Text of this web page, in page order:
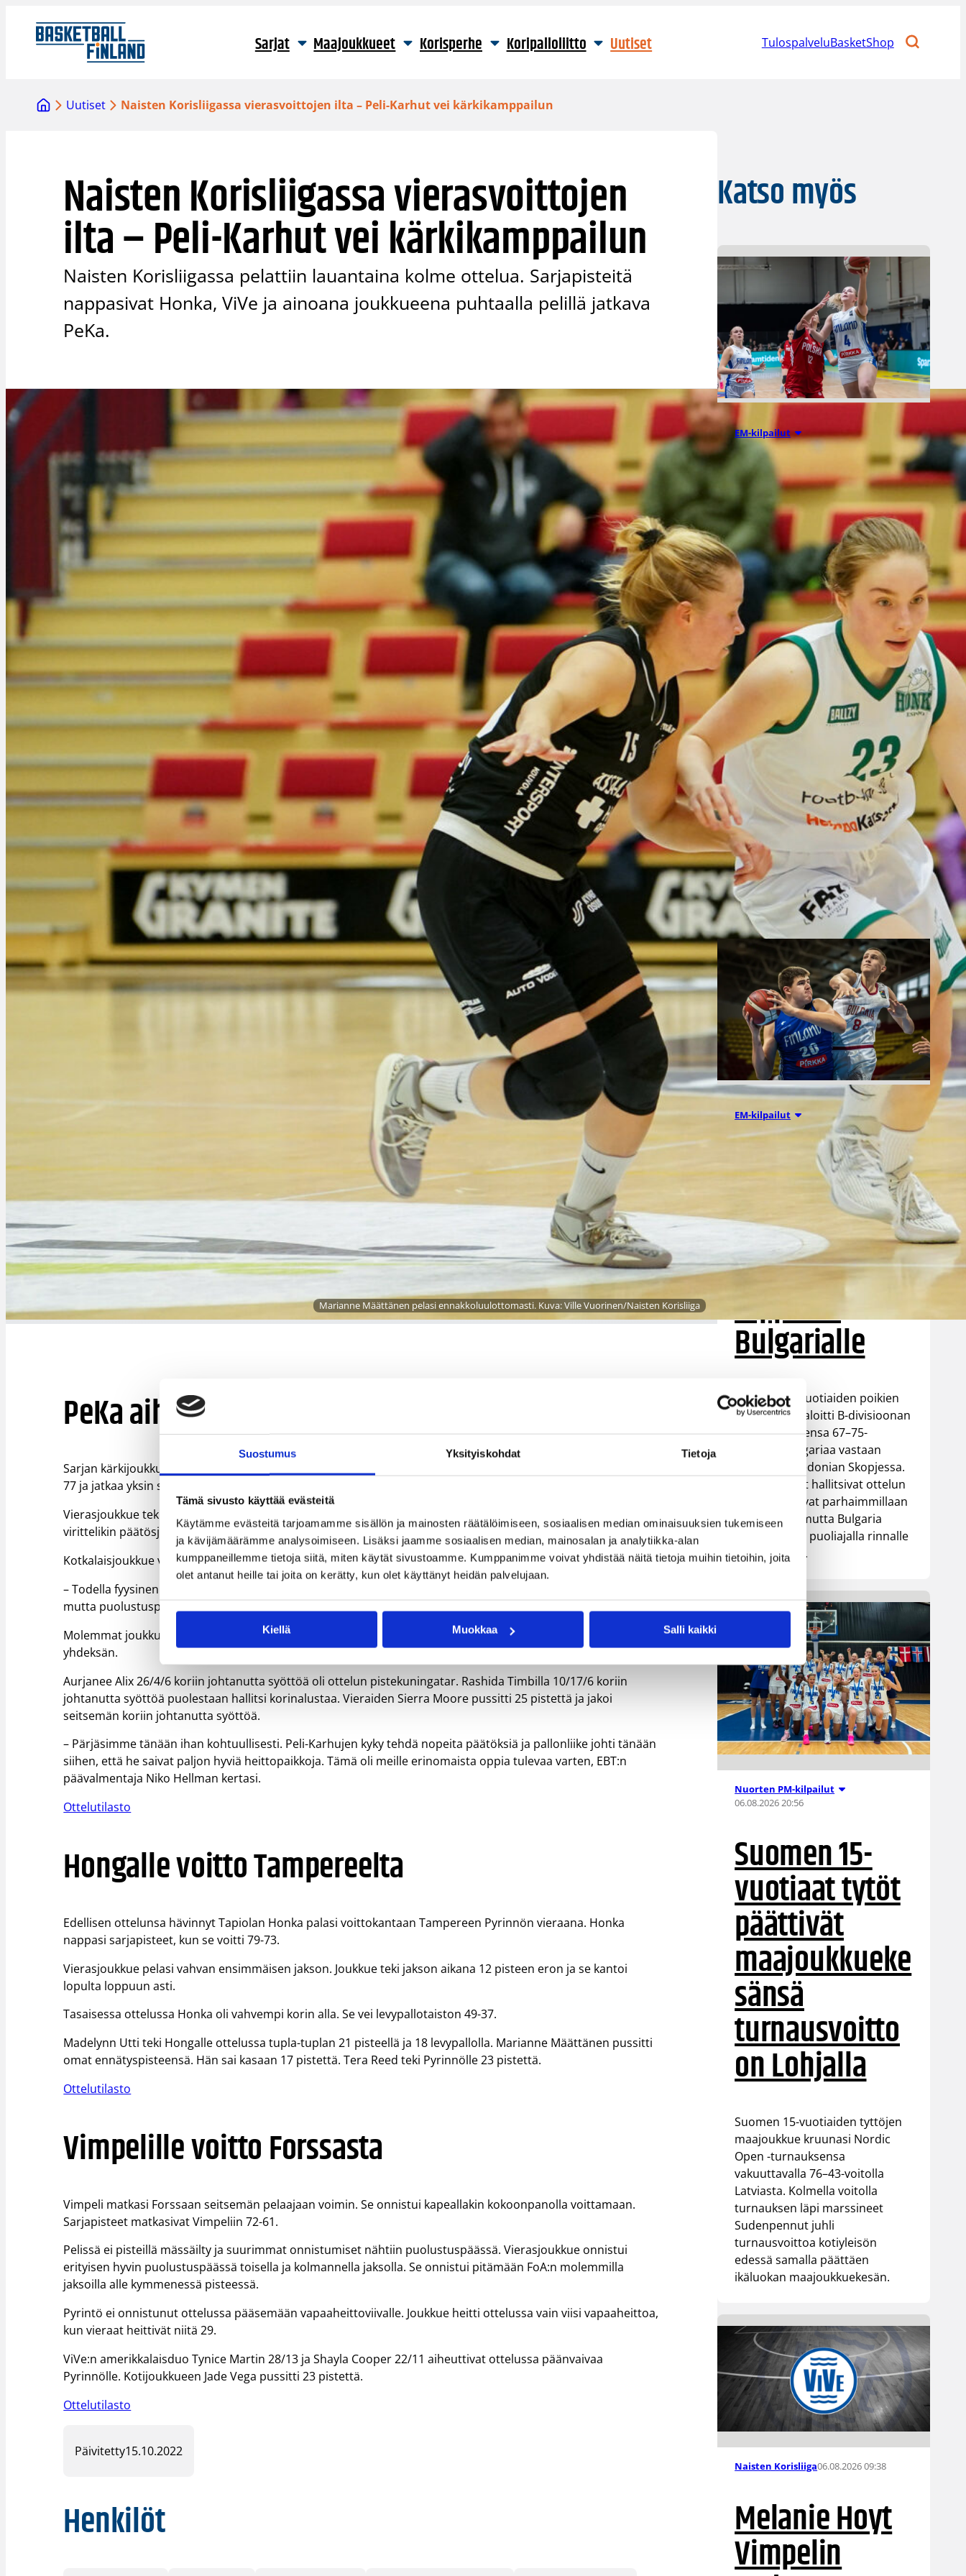
Suostumus Yksityiskohdat Tietoja
Tämä sivusto käyttää evästeitä
Käytämme evästeitä tarjoamamme sisällön ja mainosten räätälöimiseen, sosiaalisen median ominaisuuksien tukemiseen
ja kävijämäärämme analysoimiseen. Lisäksi jaamme sosiaalisen median, mainosalan ja analytiikka-alan
kumppaneillemme tietoja siitä, miten käytät sivustoamme. Kumppanimme voivat yhdistää näitä tietoja muihin tietoihin, joita
olet antanut heille tai joita on kerätty, kun olet käyttänyt heidän palvelujaan.
Kiellä Muokkaa Salli kaikki
sisältöön
Sarjat Maajoukkueet Korisperhe Koripalloliitto Uutiset TulospalveluBasketShop
Uutiset Naisten Korisliigassa vierasvoittojen ilta – Peli-Karhut vei kärkikamppailun
Naisten Korisliigassa vierasvoittojen
ilta – Peli-Karhut vei kärkikamppailun
Naisten Korisliigassa pelattiin lauantaina kolme ottelua. Sarjapisteitä
nappasivat Honka, ViVe ja ainoana joukkueena puhtaalla pelillä jatkava
PeKa.
Marianne Määttänen pelasi ennakkoluulottomasti. Kuva: Ville Vuorinen/Naisten Korisliiga
PeKa aiheutti EBT:lle ensimmäisen tappion
Sarjan kärkijoukkueet kohtasivat Espoossa, kun Peli-Karhut matkasi EBT:n vieraaksi. PeKa vei sarjapisteet 86-
77 ja jatkaa yksin sarjan kärjessä.
Vierasjoukkue teki toisella ja kolmannella jaksolla sellaisen eron, että se kesti loppuun asti, vaikka EBT
virittelikin päätösjaksolla kirin.
Kotkalaisjoukkue vei ottelussa levypallot nimiinsä 52-44.
– Todella fyysinen peli. Meillä kesti hetken aikaa tottua fyysisyyteen. Hyökkäyspeli toimi tänään ihan hyvin,
mutta puolustuspäässä meillä on vielä tekemistä, PeKa:n päävalmentaja Mika Haakana sanoi.
Molemmat joukkueet pelasivat ottelussa kapealla kokoonpanolla. EBT:llä oli yhdeksän pelaajaa ja Peli-Karhuilla
yhdeksän.
Aurjanee Alix 26/4/6 koriin johtanutta syöttöä oli ottelun pistekuningatar. Rashida Timbilla 10/17/6 koriin
johtanutta syöttöä puolestaan hallitsi korinalustaa. Vieraiden Sierra Moore pussitti 25 pistettä ja jakoi
seitsemän koriin johtanutta syöttöä.
– Pärjäsimme tänään ihan kohtuullisesti. Peli-Karhujen kyky tehdä nopeita päätöksiä ja pallonliike johti tänään
siihen, että he saivat paljon hyviä heittopaikkoja. Tämä oli meille erinomaista oppia tulevaa varten, EBT:n
päävalmentaja Niko Hellman kertasi.
Ottelutilasto
Hongalle voitto Tampereelta
Edellisen ottelunsa hävinnyt Tapiolan Honka palasi voittokantaan Tampereen Pyrinnön vieraana. Honka
nappasi sarjapisteet, kun se voitti 79-73.
Vierasjoukkue pelasi vahvan ensimmäisen jakson. Joukkue teki jakson aikana 12 pisteen eron ja se kantoi
lopulta loppuun asti.
Tasaisessa ottelussa Honka oli vahvempi korin alla. Se vei levypallotaiston 49-37.
Madelynn Utti teki Hongalle ottelussa tupla-tuplan 21 pisteellä ja 18 levypallolla. Marianne Määttänen pussitti
omat ennätyspisteensä. Hän sai kasaan 17 pistettä. Tera Reed teki Pyrinnölle 23 pistettä.
Ottelutilasto
Vimpelille voitto Forssasta
Vimpeli matkasi Forssaan seitsemän pelaajaan voimin. Se onnistui kapeallakin kokoonpanolla voittamaan.
Sarjapisteet matkasivat Vimpeliin 72-61.
Pelissä ei pisteillä mässäilty ja suurimmat onnistumiset nähtiin puolustuspäässä. Vierasjoukkue onnistui
erityisen hyvin puolustuspäässä toisella ja kolmannella jaksolla. Se onnistui pitämään FoA:n molemmilla
jaksoilla alle kymmenessä pisteessä.
Pyrintö ei onnistunut ottelussa pääsemään vapaaheittoviivalle. Joukkue heitti ottelussa vain viisi vapaaheittoa,
kun vieraat heittivät niitä 29.
ViVe:n amerikkalaisduo Tynice Martin 28/13 ja Shayla Cooper 22/11 aiheuttivat ottelussa päänvaivaa
Pyrinnölle. Kotijoukkueen Jade Vega pussitti 23 pistettä.
Ottelutilasto
Päivitetty15.10.2022
Henkilöt
Katso myös
EM-kilpailut 06.08.2026 21:24
Suomen 18-
vuotiaat tytöt
taistelivat
Puolan nurin
– EM-
välieräpaikka
varmistui
Suomen 18-vuotiaiden tyttöjen
maajoukkue jatkoi vahvaa
kesäänsä kaatamalla Puolan EM-
kisojen puolivälierässä 78–63.
Voitto vei Sudenpennut
Euroopan neljän parhaan
joukkoon sekä varmisti paikan
ensi kesän alle 19-vuotiaiden
MM-kisoihin Kiinassa.
EM-kilpailut 06.08.2026 21:08
Suomen 16-
vuotiaat pojat
aloittivat EM-
turnauksen
tappiolla
Bulgarialle
Suomen 16-vuotiaiden poikien
maajoukkue aloitti B-divisioonan
EM-turnauksensa 67–75-
tappiolla Bulgariaa vastaan
Pohjois-Makedonian Skopjessa.
Sudenpennut hallitsivat ottelun
alkua ja johtivat parhaimmillaan
13 pisteellä, mutta Bulgaria
nousi toisella puoliajalla rinnalle
ja lopulta ohi.
Nuorten PM-kilpailut
06.08.2026 20:56
Suomen 15-
vuotiaat tytöt
päättivät
maajoukkueke
sänsä
turnausvoitto
on Lohjalla
Suomen 15-vuotiaiden tyttöjen
maajoukkue kruunasi Nordic
Open -turnauksensa
vakuuttavalla 76–43-voitolla
Latviasta. Kolmella voitolla
turnauksen läpi marssineet
Sudenpennut juhli
turnausvoittoa kotiyleisön
edessä samalla päättäen
ikäluokan maajoukkuekesän.
Naisten Korisliiga06.08.2026 09:38
Melanie Hoyt
Vimpelin